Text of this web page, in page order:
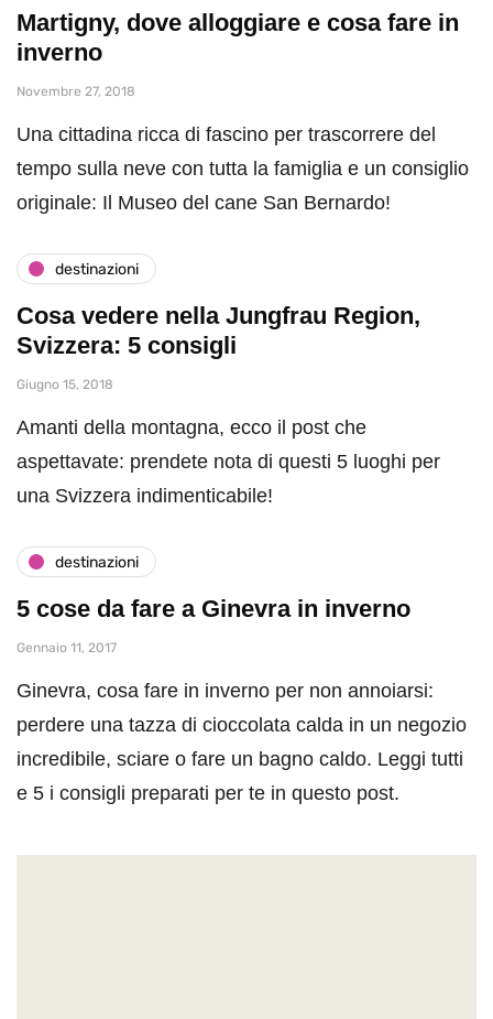
Martigny, dove alloggiare e cosa fare in
inverno
Novembre 27, 2018
Una cittadina ricca di fascino per trascorrere del
tempo sulla neve con tutta la famiglia e un consiglio
originale: Il Museo del cane San Bernardo!
destinazioni
Cosa vedere nella Jungfrau Region,
Svizzera: 5 consigli
Giugno 15, 2018
Amanti della montagna, ecco il post che
aspettavate: prendete nota di questi 5 luoghi per
una Svizzera indimenticabile!
destinazioni
5 cose da fare a Ginevra in inverno
Gennaio 11, 2017
Ginevra, cosa fare in inverno per non annoiarsi:
perdere una tazza di cioccolata calda in un negozio
incredibile, sciare o fare un bagno caldo. Leggi tutti
e 5 i consigli preparati per te in questo post.